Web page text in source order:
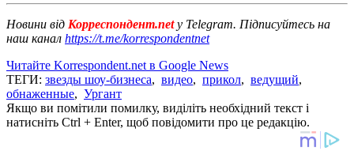
Новини від Корреспондент.net у Telegram. Підписуйтесь на
наш канал https://t.me/korrespondentnet
Читайте Korrespondent.net в Google News
ТЕГИ: звезды шоу-бизнеса, видео, прикол, ведущий,
обнаженные, Ургант
Якщо ви помітили помилку, виділіть необхідний текст і
натисніть Ctrl + Enter, щоб повідомити про це редакцію.